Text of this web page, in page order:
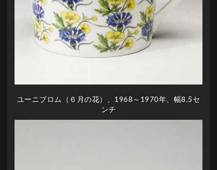
ユーニブロム（６月の花）、1968～1970年、幅8.5セ
ンチ